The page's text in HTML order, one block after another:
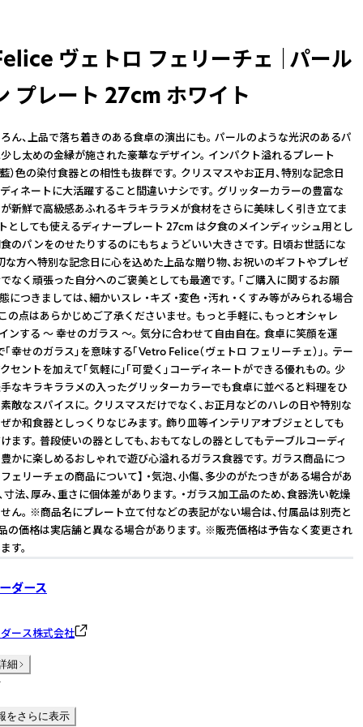
ヴェトロ フェリーチェ ｜パール
プレート 27cm ホワイト
ん、上品で落ち着きのある食卓の演出にも。 パールのような光沢のあるパ
し太めの金縁が施された豪華なデザイン。 インパクト溢れるプレート
）色の染付食器との相性も抜群です。 クリスマスやお正月、特別な記念日
ィネートに大活躍すること間違いナシです。 グリッターカラーの豊富な
新鮮で高級感あふれるキラキララメが食材をさらに美味しく引き立てま
としても使えるディナープレート 27cm は夕食のメインディッシュ用とし
のパンをのせたりするのにもちょうどいい大きさです。 日頃お世話にな
な方へ特別な記念日に心を込めた上品な贈り物、お祝いのギフトやプレゼ
なく頑張った自分へのご褒美としても最適です。 「ご購入に関するお願
態につきましては、細かいスレ ・キズ ・変色 ・汚れ ・くすみ等がみられる場合
の点はあらかじめご了承くださいませ。 もっと手軽に、もっとオシャレ
ンする ～ 幸せのガラス ～。 気分に合わせて自由自在。 食卓に笑顔を運
「幸せのガラス」を意味する「Vetro Felice（ヴェトロ フェリーチェ）」。 テー
セントを加えて「気軽に」「可愛く」コーディネートができる優れもの。 少
なキラキララメの入ったグリッターカラーでも食卓に並べると料理をひ
敵なスパイスに。 クリスマスだけでなく、お正月などのハレの日や特別な
か和食器としっくりなじみます。 飾り皿等インテリアオブジェとしても
ます。 普段使いの器としても、おもてなしの器としてもテーブルコーディ
かに楽しめるおしゃれで遊び心溢れるガラス食器です。 ガラス商品につ
ェリーチェの商品について】 ・気泡、小傷、多少のがたつきがある場合があ
、寸法、厚み、重さに個体差があります。 ・ガラス加工品のため、食器洗い乾燥
ん。 ※商品名にプレート立て付などの表記がない場合は、付属品は別売と
の価格は実店舗と異なる場合があります。 ※販売価格は予告なく変更され
す。
ダース
ース株式会社
細
をさらに表示